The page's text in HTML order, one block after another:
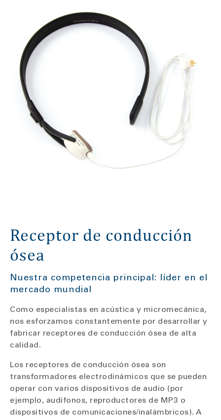
Receptor de conducción
ósea
Nuestra competencia principal: líder en el
mercado mundial
Como especialistas en acústica y micromecánica,
nos esforzamos constantemente por desarrollar y
fabricar receptores de conducción ósea de alta
calidad.
Los receptores de conducción ósea son
transformadores electrodinámicos que se pueden
operar con varios dispositivos de audio (por
ejemplo, audífonos, reproductores de MP3 o
dispositivos de comunicaciones/inalámbricos). A